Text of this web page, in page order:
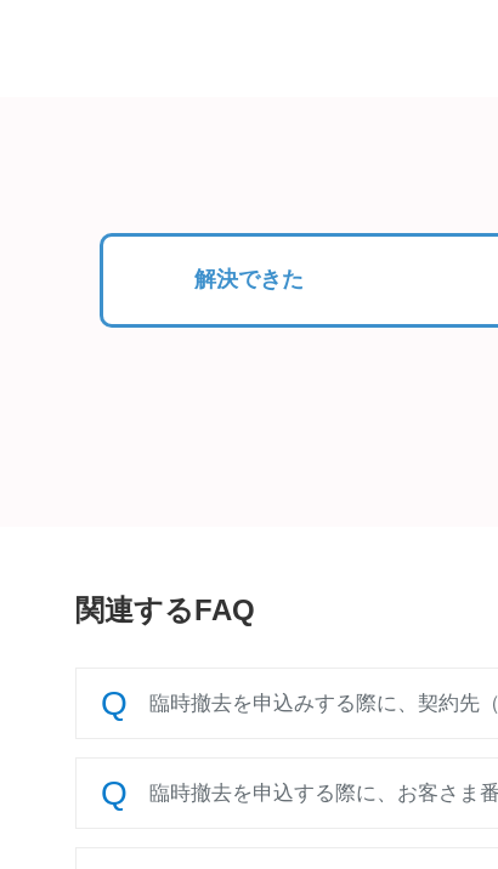
解決できた
関連するFAQ
臨時撤去を申込みする際に、契約先
臨時撤去を申込する際に、お客さま